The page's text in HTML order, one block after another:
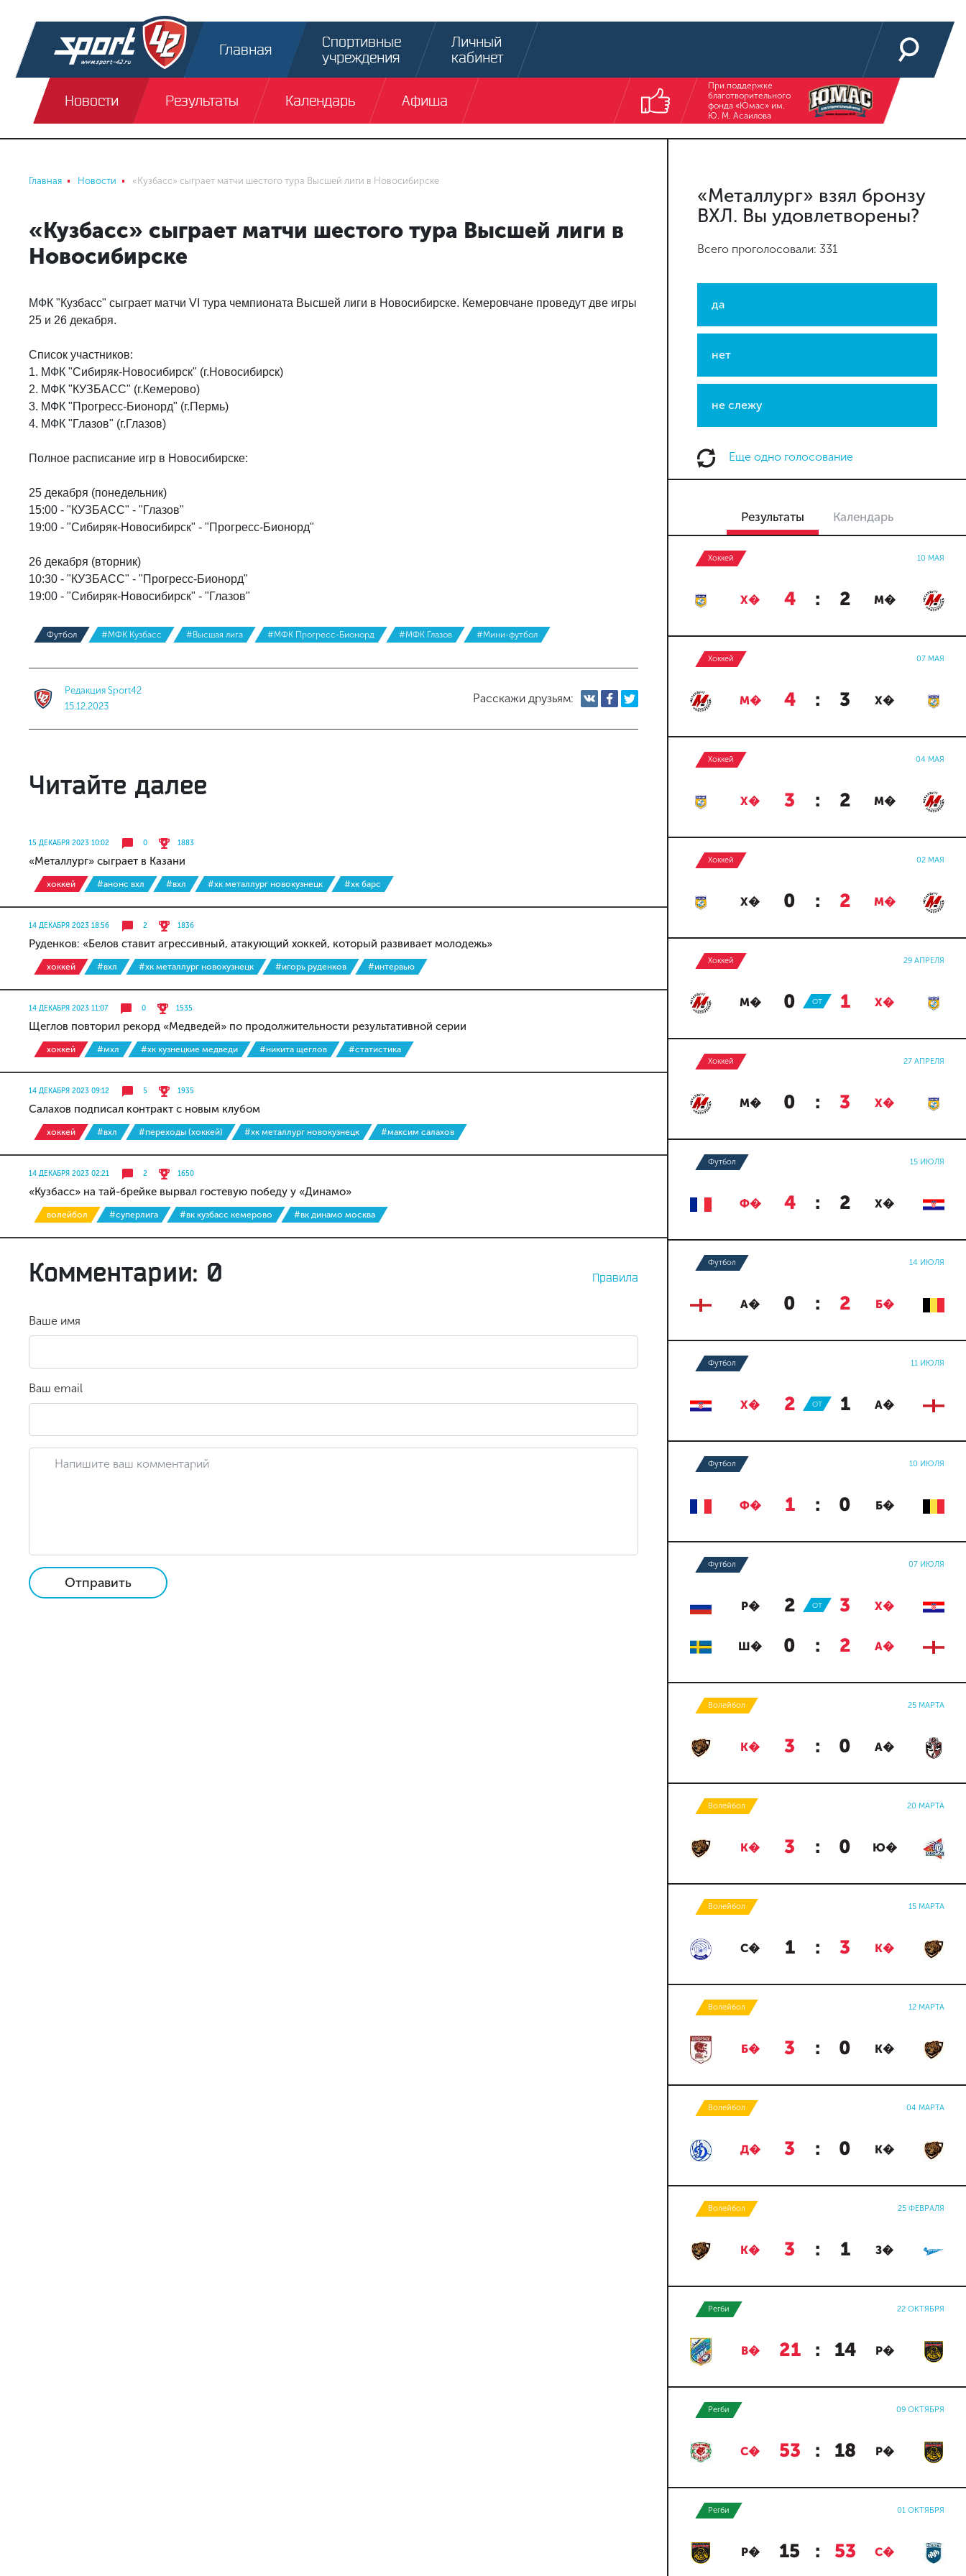
Главная
Спортивные
учреждения
Личный
кабинет
Новости Результаты Календарь Афиша
При поддержке
благотворительного
фонда «Юмас» им.
Ю. М. Асаилова
Главная Новости «Кузбасс» сыграет матчи шестого тура Высшей лиги в Новосибирске
«Кузбасс» сыграет матчи шестого тура Высшей лиги в
Новосибирске
МФК "Кузбасс" сыграет матчи VI тура чемпионата Высшей лиги в Новосибирске. Кемеровчане проведут две игры
25 и 26 декабря.
Список участников:
1. МФК "Сибиряк-Новосибирск" (г.Новосибирск)
2. МФК "КУЗБАСС" (г.Кемерово)
3. МФК "Прогресс-Бионорд" (г.Пермь)
4. МФК "Глазов" (г.Глазов)
Полное расписание игр в Новосибирске:
25 декабря (понедельник)
15:00 - "КУЗБАСС" - "Глазов"
19:00 - "Сибиряк-Новосибирск" - "Прогресс-Бионорд"
26 декабря (вторник)
10:30 - "КУЗБАСС" - "Прогресс-Бионорд"
19:00 - "Сибиряк-Новосибирск" - "Глазов"
Футбол #МФК Кузбасс #Высшая лига #МФК Прогресс-Бионорд #МФК Глазов #Мини-футбол
Редакция Sport42
15.12.2023
Расскажи друзьям:
Читайте далее
15 ДЕКАБРЯ 2023 10:02 0 1883
«Металлург» сыграет в Казани
хоккей #анонс вхл #вхл #хк металлург новокузнецк #хк барс
14 ДЕКАБРЯ 2023 18:56 2 1836
Руденков: «Белов ставит агрессивный, атакующий хоккей, который развивает молодежь»
хоккей #вхл #хк металлург новокузнецк #игорь руденков #интервью
14 ДЕКАБРЯ 2023 11:07 0 1535
Щеглов повторил рекорд «Медведей» по продолжительности результативной серии
хоккей #мхл #хк кузнецкие медведи #никита щеглов #статистика
14 ДЕКАБРЯ 2023 09:12 5 1935
Салахов подписал контракт с новым клубом
хоккей #вхл #переходы (хоккей) #хк металлург новокузнецк #максим салахов
14 ДЕКАБРЯ 2023 02:21 2 1650
«Кузбасс» на тай-брейке вырвал гостевую победу у «Динамо»
волейбол #суперлига #вк кузбасс кемерово #вк динамо москва
Комментарии: 0 Правила
Ваше имя
Ваш email
Отправить
«Металлург» взял бронзу
ВХЛ. Вы удовлетворены?
Всего проголосовали: 331
да
нет
не слежу
Еще одно голосование
Результаты Календарь
Хоккей 10 МАЯ
Х� 4 : 2 М�
Хоккей 07 МАЯ
М� 4 : 3 Х�
Хоккей 04 МАЯ
Х� 3 : 2 М�
Хоккей 02 МАЯ
Х� 0 : 2 М�
Хоккей 29 АПРЕЛЯ
М� 0 : 1 Х�
ОТ
Хоккей 27 АПРЕЛЯ
М� 0 : 3 Х�
Футбол 15 ИЮЛЯ
Ф� 4 : 2 Х�
Футбол 14 ИЮЛЯ
А� 0 : 2 Б�
Футбол 11 ИЮЛЯ
Х� 2 : 1 А�
ОТ
Футбол 10 ИЮЛЯ
Ф� 1 : 0 Б�
Футбол 07 ИЮЛЯ
Р� 2 : 3 Х�
ОТ
Ш� 0 : 2 А�
Волейбол 25 МАРТА
К� 3 : 0 А�
Волейбол 20 МАРТА
К� 3 : 0 Ю�
Волейбол 15 МАРТА
С� 1 : 3 К�
Волейбол 12 МАРТА
Б� 3 : 0 К�
Волейбол 04 МАРТА
Д� 3 : 0 К�
Волейбол 25 ФЕВРАЛЯ
К� 3 : 1 З�
Регби 22 ОКТЯБРЯ
В� 21 : 14 Р�
Регби 09 ОКТЯБРЯ
С� 53 : 18 Р�
Регби 01 ОКТЯБРЯ
Р� 15 : 53 С�